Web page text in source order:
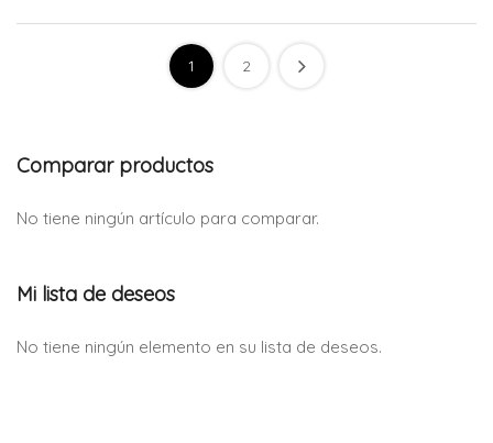
1 2
Comparar productos
No tiene ningún artículo para comparar.
Mi lista de deseos
No tiene ningún elemento en su lista de deseos.